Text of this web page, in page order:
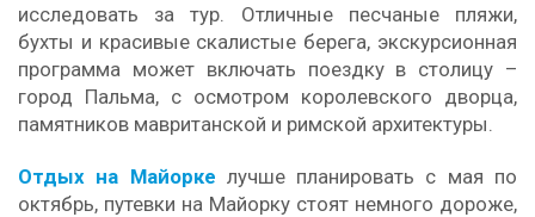
исследовать за тур. Отличные песчаные пляжи,
бухты и красивые скалистые берега, экскурсионная
программа может включать поездку в столицу –
город Пальма, с осмотром королевского дворца,
памятников мавританской и римской архитектуры.
Отдых на Майорке лучше планировать с мая по
октябрь, путевки на Майорку стоят немного дороже,